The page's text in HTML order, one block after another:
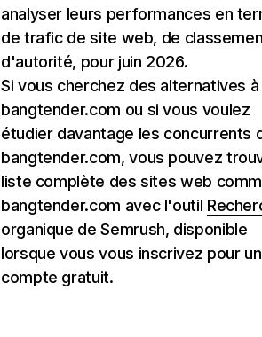
analyser leurs performances en
de trafic de site web, de
d'autorité, pour juin 2026.
Si vous cherchez des alternatives à
bangtender.com ou si vous voulez
étudier davantage les concurrents
bangtender.com, vous pouvez
liste complète des sites web
bangtender.com avec l'outil
organique de Semrush, disponible
lorsque vous vous inscrivez pour un
compte gratuit.